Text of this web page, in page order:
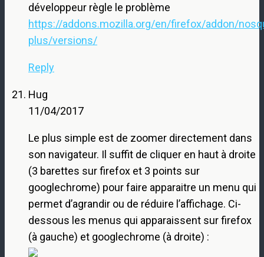
développeur règle le problème
https://addons.mozilla.org/en/firefox/addon/
plus/versions/
Reply
Hug
11/04/2017
Le plus simple est de zoomer directement dans
son navigateur. Il suffit de cliquer en haut à droite
(3 barettes sur firefox et 3 points sur
googlechrome) pour faire apparaitre un menu qui
permet d’agrandir ou de réduire l’affichage. Ci-
dessous les menus qui apparaissent sur firefox
(à gauche) et googlechrome (à droite) :